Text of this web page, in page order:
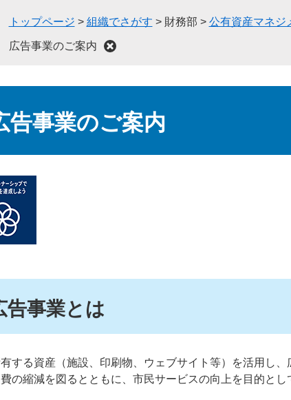
トップページ > 組織でさがす > 財務部 > 公有資産マネジ
広告事業のご案内
告事業のご案内
告事業とは
する資産（施設、印刷物、ウェブサイト等）を活用し
の縮減を図るとともに、市民サービスの向上を目的とし